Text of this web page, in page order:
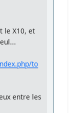
le X10, et
to
entre les